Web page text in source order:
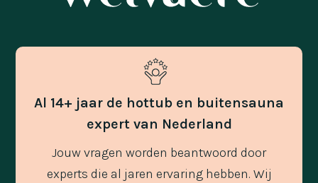
Al 14+ jaar de hottub en buitensauna
expert van Nederland
Jouw vragen worden beantwoord door
experts die al jaren ervaring hebben. Wij